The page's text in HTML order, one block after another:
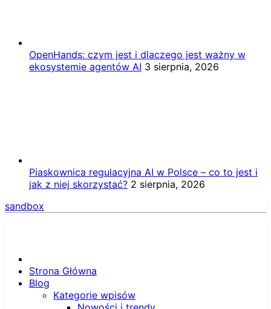
OpenHands: czym jest i dlaczego jest ważny w
ekosystemie agentów AI 3 sierpnia, 2026
Piaskownica regulacyjna AI w Polsce – co to jest i
jak z niej skorzystać? 2 sierpnia, 2026
sandbox
Strona Główna
Blog
Kategorie wpisów